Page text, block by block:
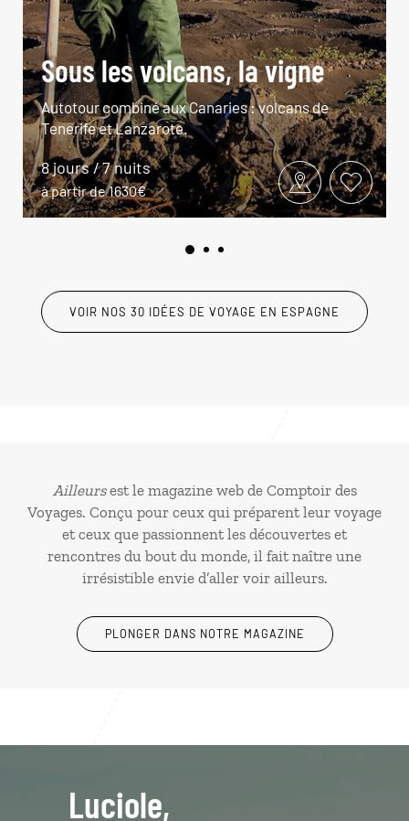
Sous les volcans, la vigne
Autotour combiné aux Canaries : volcans de
Tenerife et Lanzarote.
8 jours / 7 nuits
à partir de 1630€
VOIR NOS 30 IDÉES DE VOYAGE EN ESPAGNE
Ailleursest le magazine web de Comptoir des
Voyages. Conçu pour ceux qui préparent leur voyage
et ceux que passionnent les découvertes et
rencontres du bout du monde, il fait naître une
irrésistible envie d’aller voir ailleurs.
PLONGER DANS NOTRE MAGAZINE
Luciole,